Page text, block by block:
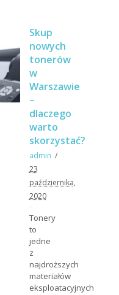
Skup
nowych
tonerów
w
Warszawie
–
dlaczego
warto
skorzystać?
admin
23
października,
2020
Tonery
to
jedne
z
najdroższych
materiałów
eksploatacyjnych